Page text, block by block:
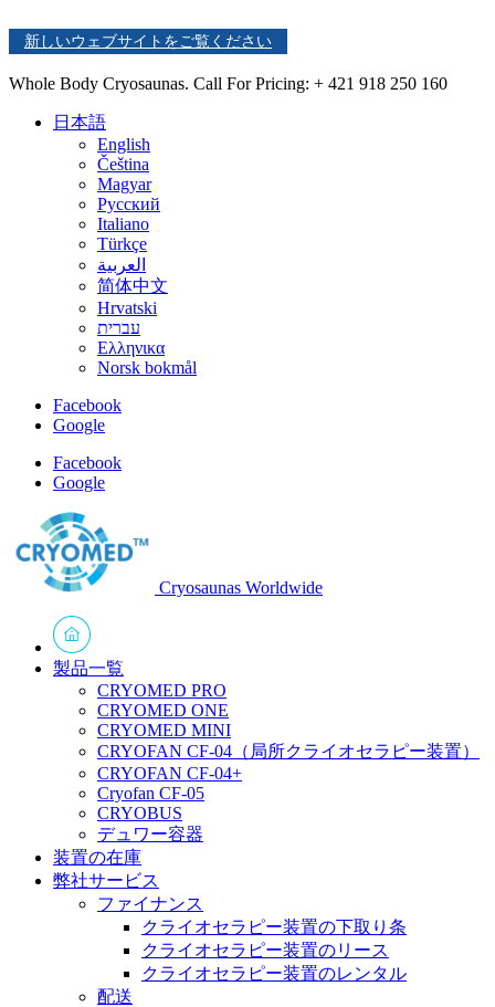
新しいウェブサイトをご覧ください
Whole Body Cryosaunas. Call For Pricing: + 421 918 250 160
日本語
English
Čeština
Magyar
Русский
Italiano
Türkçe
العربية
简体中文
Hrvatski
עברית
Ελληνικα
Norsk bokmål
Facebook
Google
Facebook
Google
Cryosaunas Worldwide
製品一覧
CRYOMED PRO
CRYOMED ONE
CRYOMED MINI
CRYOFAN CF-04（局所クライオセラピー装置）
CRYOFAN CF-04+
Cryofan CF-05
CRYOBUS
デュワー容器
装置の在庫
弊社サービス
ファイナンス
クライオセラピー装置の下取り条
クライオセラピー装置のリース
クライオセラピー装置のレンタル
配送